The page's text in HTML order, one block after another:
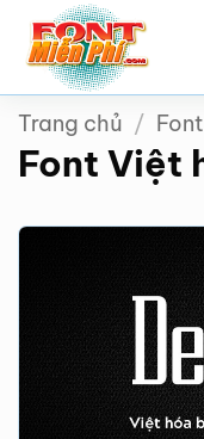
qua
dung
Trang chủ /
Font Việt